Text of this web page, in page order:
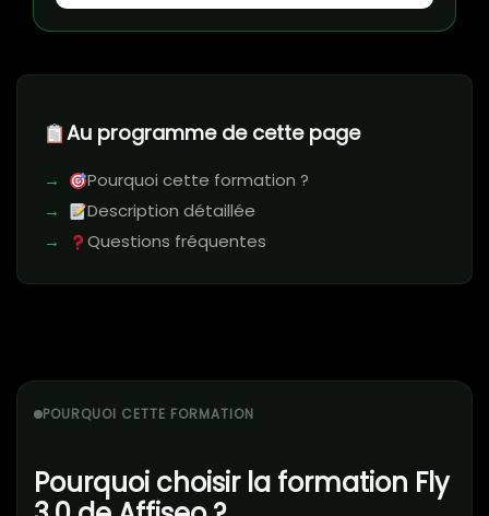
Au programme de cette page
Pourquoi cette formation ?
Description détaillée
Questions fréquentes
POURQUOI CETTE FORMATION
Pourquoi choisir la formation Fly